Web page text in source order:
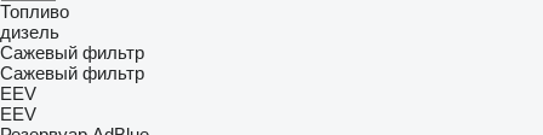
Топливо
дизель
Сажевый фильтр
Сажевый фильтр
EEV
EEV